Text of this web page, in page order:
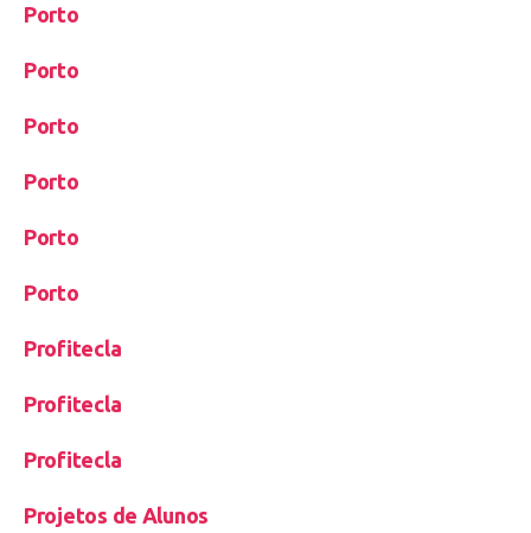
Porto
Porto
Porto
Porto
Porto
Porto
Profitecla
Profitecla
Profitecla
Projetos de Alunos